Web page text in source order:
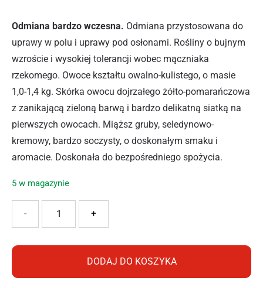
Odmiana bardzo wczesna. Odmiana przystosowana do
uprawy w polu i uprawy pod osłonami. Rośliny o bujnym
wzroście i wysokiej tolerancji wobec mączniaka
rzekomego. Owoce kształtu owalno-kulistego, o masie
1,0-1,4 kg. Skórka owocu dojrzałego żółto-pomarańczowa
z zanikającą zieloną barwą i bardzo delikatną siatką na
pierwszych owocach. Miąższ gruby, seledynowo-
kremowy, bardzo soczysty, o doskonałym smaku i
aromacie. Doskonała do bezpośredniego spożycia.
5 w magazynie
+
-
DODAJ DO KOSZYKA